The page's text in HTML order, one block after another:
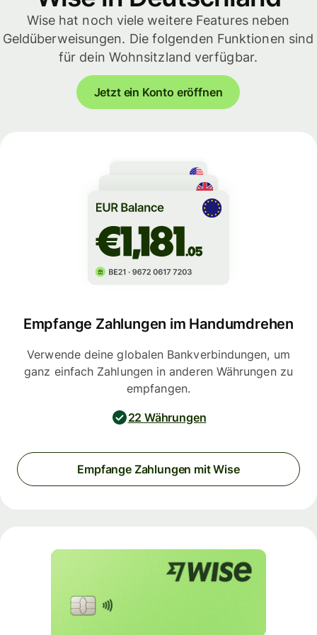
Wise hat noch viele weitere Features neben
Geldüberweisungen. Die folgenden Funktionen sind
für dein Wohnsitzland verfügbar.
Jetzt ein Konto eröffnen
Empfange Zahlungen im Handumdrehen
Verwende deine globalen Bankverbindungen, um
ganz einfach Zahlungen in anderen Währungen zu
empfangen.
22 Währungen
Empfange Zahlungen mit Wise